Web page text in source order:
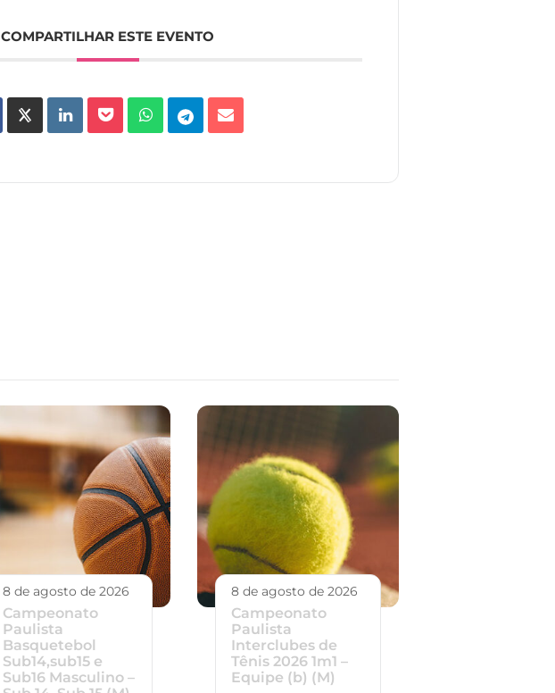
COMPARTILHAR ESTE EVENTO
8 de agosto de 2026
Campeonato
Paulista
Basquetebol
Sub14,sub15 e
Sub16 Masculino –
8 de agosto de 2026
Campeonato
Paulista
Interclubes de
Tênis 2026 1m1 –
Equipe (b) (M)